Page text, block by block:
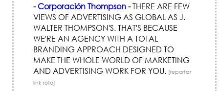
-Corporación Thompson-THERE ARE FEW
VIEWS OF ADVERTISING AS GLOBAL AS J.
WALTER THOMPSON'S. THAT'S BECAUSE
WE'RE AN AGENCY WITH A TOTAL
BRANDING APPROACH DESIGNED TO
MAKE THE WHOLE WORLD OF MARKETING
AND ADVERTISING WORK FOR YOU. [reportar
link roto]